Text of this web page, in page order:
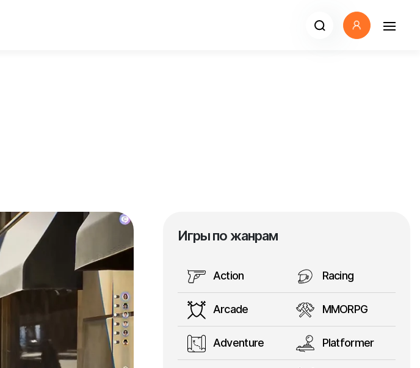
Игры по жанрам
Action
Arcade
Adventure
Racing
MMORPG
Platformer